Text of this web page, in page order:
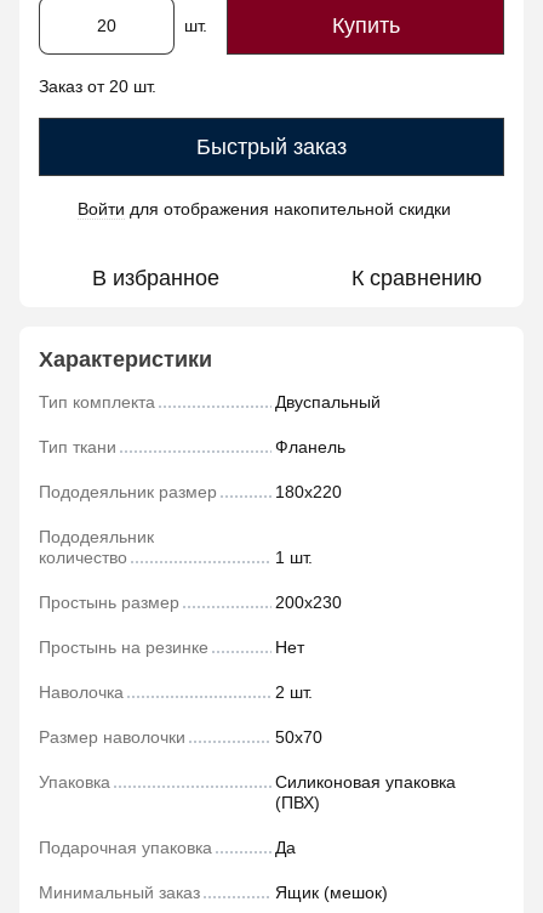
шт. Купить
Заказ от 20 шт.
Быстрый заказ
Войти для отображения накопительной скидки
В избранное К сравнению
Характеристики
Тип комплекта Двуспальный
Тип ткани Фланель
Пододеяльник размер 180х220
Пододеяльник
количество
1 шт.
Простынь размер 200х230
Простынь на резинке Нет
Наволочка 2 шт.
Размер наволочки 50х70
Упаковка
Силиконовая упаковка
(ПВХ)
Подарочная упаковка Да
Минимальный заказ Ящик (мешок)